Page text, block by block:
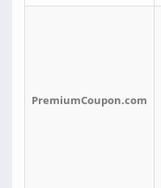
PremiumCoupon.com